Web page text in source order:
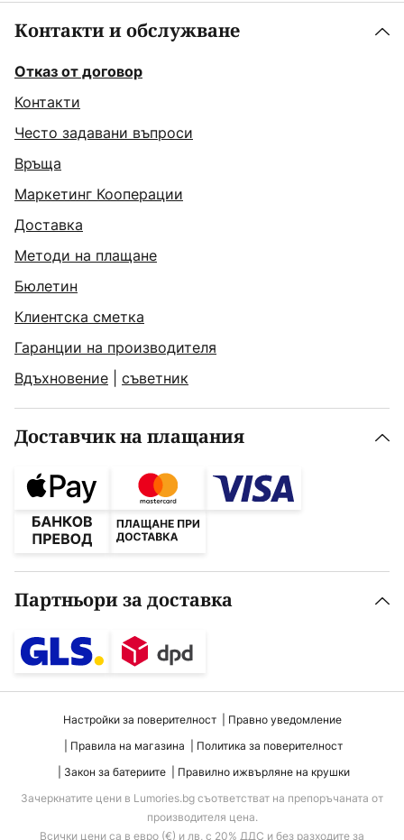
Контакти и обслужване
Отказ от договор
Контакти
Често задавани въпроси
Връща
Маркетинг Кооперации
Доставка
Методи на плащане
Бюлетин
Клиентска сметка
Гаранции на производителя
Вдъхновение
съветник
Доставчик на плащания
Партньори за доставка
Настройки за поверителност
Правно уведомление
Правила на магазина
Политика за поверителност
Закон за батериите
Правилно ижвърляне на крушки
Зачеркнатите цени в Lumories.bg съответстват на препоръчаната от
производителя цена.
Всички цени са в евро (€) и лв, с 20% ДДС и без разходите за